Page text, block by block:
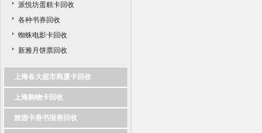
派悦坊蛋糕卡回收
各种书券回收
蜘蛛电影卡回收
新雅月饼票回收
上海各大超市商厦卡回收
上海购物卡回收
旅游卡劵书报劵回收